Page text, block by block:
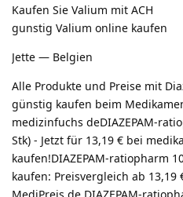
Kaufen Sie Valium mit ACH
gunstig Valium online kaufen
Jette — Belgien
Alle Produkte und Preise mit
günstig kaufen beim
medizinfuchs deDIAZEPAM-
Stk) - Jetzt für 13,19 € bei
kaufen!DIAZEPAM-ratiopharm
kaufen: Preisvergleich ab 13,19